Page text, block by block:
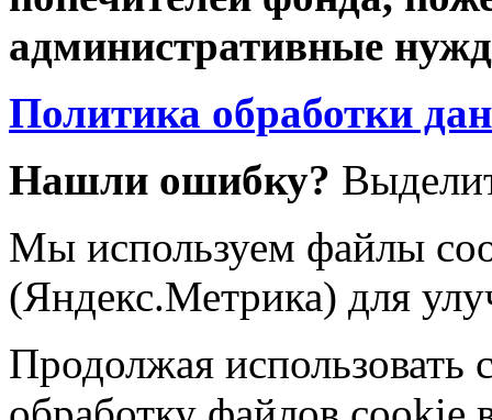
административные
Политика обработки
Нашли ошибку?
Мы используем файлы
(Яндекс.Метрика) для
Продолжая использовать